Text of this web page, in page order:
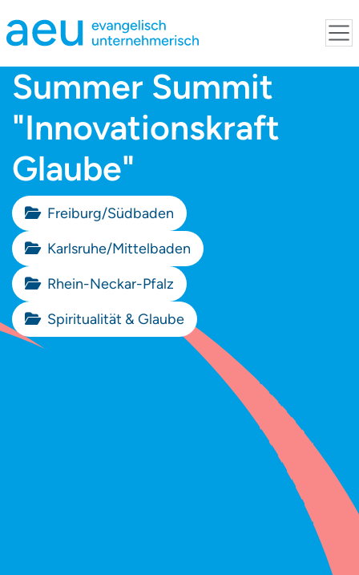
Summer Summit
"Innovationskraft
Glaube"
Freiburg/Südbaden
Karlsruhe/Mittelbaden
Rhein-Neckar-Pfalz
Spiritualität & Glaube